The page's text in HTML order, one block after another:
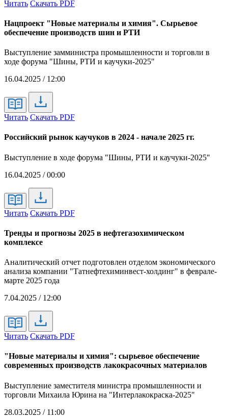
Читать Скачать PDF
Нацпроект "Новые материалы и химия". Сырьевое
обеспечение производств шин и РТИ
Выступление замминистра промышленности и торговли в
ходе форума "Шины, РТИ и каучуки-2025"
16.04.2025 / 12:00
Читать Скачать PDF
Российский рынок каучуков в 2024 - начале 2025 гг.
Выступление в ходе форума "Шины, РТИ и каучуки-2025"
16.04.2025 / 00:00
Читать Скачать PDF
Тренды и прогнозы 2025 в нефтегазохимическом
комплексе
Аналитический отчет подготовлен отделом экономического
анализа компании "Татнефтехиминвест-холдинг" в феврале-
марте 2025 года
7.04.2025 / 12:00
Читать Скачать PDF
"Новые материалы и химия": сырьевое обеспечение
современных производств лакокрасочных материалов
Выступление заместителя министра промышленности и
торговли Михаила Юрина на "Интерлакокраска-2025"
28.03.2025 / 11:00